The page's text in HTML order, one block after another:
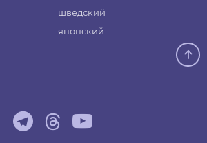
шведский
японский